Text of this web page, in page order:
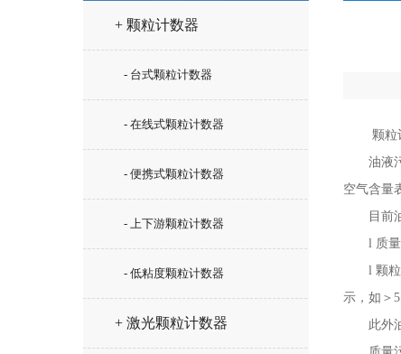
+ 颗粒计数器
- 台式颗粒计数器
- 在线式颗粒计数器
- 便携式颗粒计数器
- 上下游颗粒计数器
- 低粘度颗粒计数器
+ 激光颗粒计数器
颗粒计
油液污
空气含量
目前油
l 质量污
l 颗粒污
示，如＞
此外油